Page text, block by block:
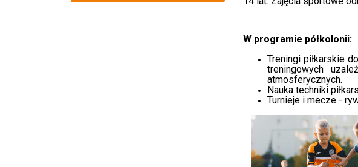
W programie półkolonii:
Treningi piłkarskie
treningowych
atmosferycznych.
Nauka techniki
Turnieje i mecze -